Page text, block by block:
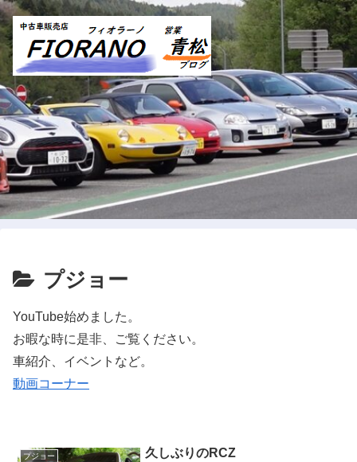
プジョー
YouTube始めました。
お暇な時に是非、ご覧ください。
車紹介、イベントなど。
動画コーナー
プジョー 久しぶりのRCZ